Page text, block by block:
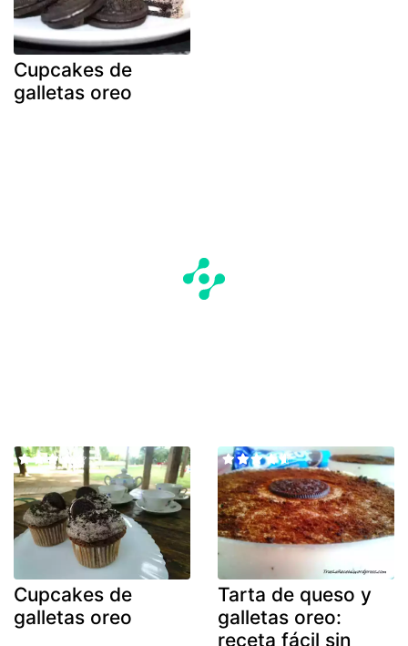
Cupcakes de
galletas oreo
Cupcakes de
galletas oreo
Tarta de queso y
galletas oreo:
receta fácil sin